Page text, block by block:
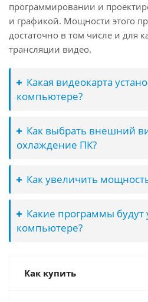
программировании и
и графикой. Мощности этого
достаточно в том числе и для
трансляции видео.
Какая видеокарта
компьютере?
Как выбрать внешний
охлаждение ПК?
Как увеличить
Какие программы будут
компьютере?
Как купить